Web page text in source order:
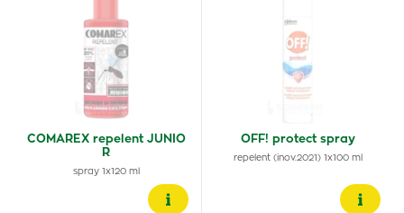
COMAREX repelent JUNIO
R
spray 1x120 ml
OFF! protect spray
repelent (inov.2021) 1x100 ml